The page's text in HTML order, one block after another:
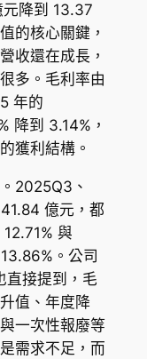
降到 13.37
的核心關鍵，
收還在成長，
多。毛利率由
年的
降到 3.14%，
獲利結構。
2025Q3、
億元，都
與
。公司
接提到，毛
值、年度降
一次性報廢等
需求不足，而